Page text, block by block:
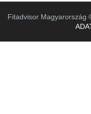
Fitadvisor Magyarország